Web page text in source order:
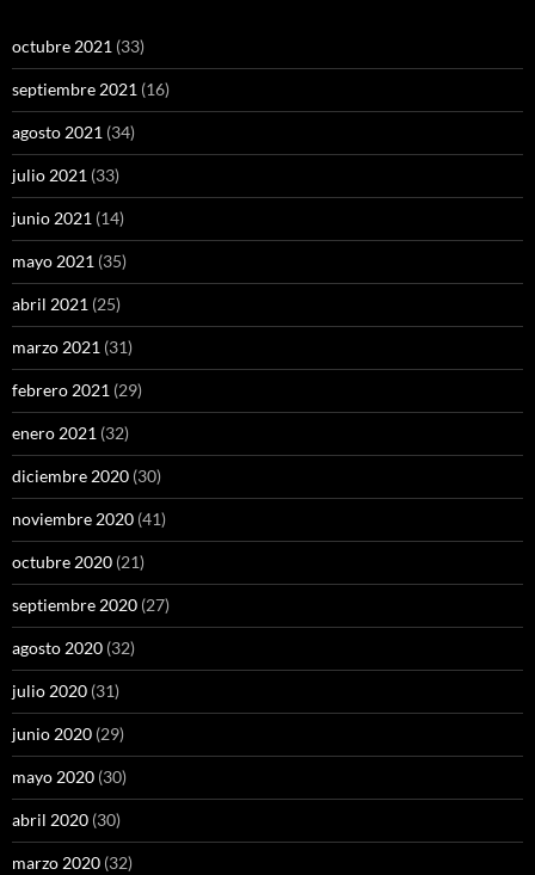
octubre 2021 (33)
septiembre 2021 (16)
agosto 2021 (34)
julio 2021 (33)
junio 2021 (14)
mayo 2021 (35)
abril 2021 (25)
marzo 2021 (31)
febrero 2021 (29)
enero 2021 (32)
diciembre 2020 (30)
noviembre 2020 (41)
octubre 2020 (21)
septiembre 2020 (27)
agosto 2020 (32)
julio 2020 (31)
junio 2020 (29)
mayo 2020 (30)
abril 2020 (30)
marzo 2020 (32)